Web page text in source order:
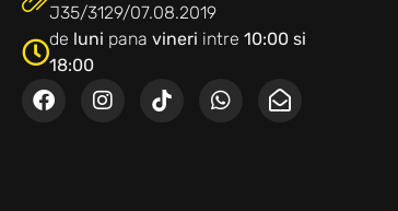
J35/3129/07.08.2019
de luni pana vineri intre 10:00 si
18:00